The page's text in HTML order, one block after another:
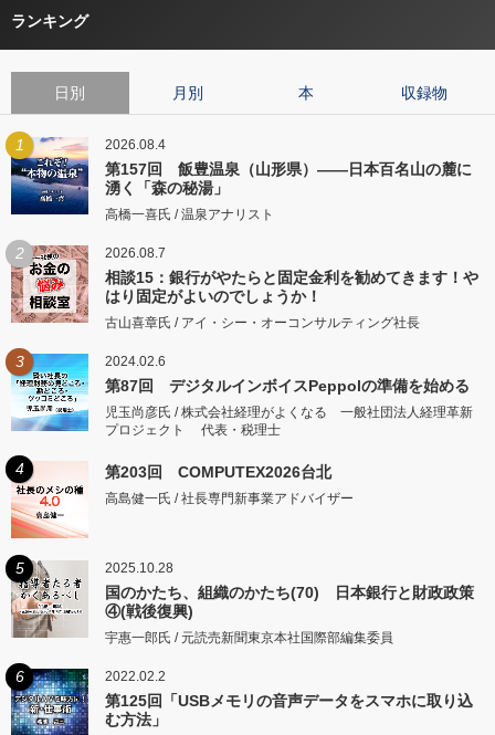
ランキング
日別 月別 本 収録物
1 2026.08.4
第157回 飯豊温泉（山形県）――日本百名山の麓に
湧く「森の秘湯」
高橋一喜氏 / 温泉アナリスト
2 2026.08.7
相談15：銀行がやたらと固定金利を勧めてきます！や
はり固定がよいのでしょうか！
古山喜章氏 / アイ・シー・オーコンサルティング社長
3 2024.02.6
第87回 デジタルインボイスPeppolの準備を始める
児玉尚彦氏 / 株式会社経理がよくなる 一般社団法人経理革新
プロジェクト 代表・税理士
4 第203回 COMPUTEX2026台北
高島健一氏 / 社長専門新事業アドバイザー
5 2025.10.28
国のかたち、組織のかたち(70) 日本銀行と財政政策
④(戦後復興)
宇惠一郎氏 / 元読売新聞東京本社国際部編集委員
6 2022.02.2
第125回「USBメモリの音声データをスマホに取り込
む方法」